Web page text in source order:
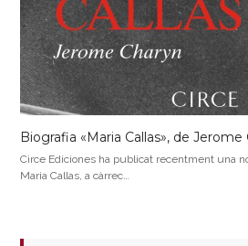
Biografia «Maria Callas», de Jerome
Circe Ediciones ha publicat recentment una
Maria Callas, a càrrec…